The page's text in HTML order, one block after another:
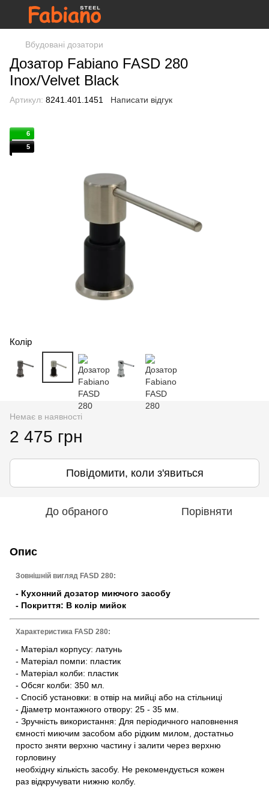
Вбудовані дозатори
Дозатор Fabiano FASD 280
Inox/Velvet Black
Артикул: 8241.401.1451 Написати відгук
6
5
Колір
Немає в наявності
2 475 грн
Повідомити, коли з'явиться
До обраного Порівняти
Опис
Зовнішній вигляд FASD 280:
- Кухонний дозатор миючого засобу
- Покриття: В колір мийок
Характеристика FASD 280:
- Матеріал корпусу: латунь
- Матеріал помпи: пластик
- Матеріал колби: пластик
- Обсяг колби: 350 мл.
- Спосіб установки: в отвір на мийці або на стільниці
- Діаметр монтажного отвору: 25 - 35 мм.
- Зручність використання: Для періодичного наповнення
ємності миючим засобом або рідким милом, достатньо
просто зняти верхню частину і залити через верхню
горловину
необхідну кількість засобу. Не рекомендується кожен
раз відкручувати нижню колбу.